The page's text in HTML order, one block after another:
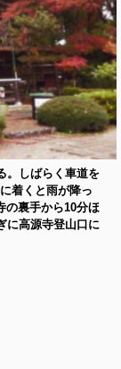
。しばらく車道を
着くと雨が降っ
の裏手から10分ほ
に高源寺登山口に